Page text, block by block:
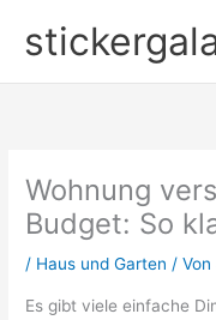
Inhalt
Wohnung
Budget: So
/ Haus und Garten / Von
Es gibt viele einfache